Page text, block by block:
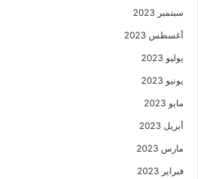
سبتمبر 2023
أغسطس 2023
يوليو 2023
يونيو 2023
مايو 2023
أبريل 2023
مارس 2023
فبراير 2023